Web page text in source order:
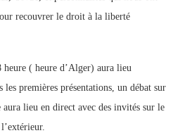
recouvrer le droit à la liberté
( heure d’Alger) aura lieu
les premières présentations, un débat sur
lieu en direct avec des invités sur le